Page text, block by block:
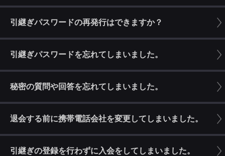
引継ぎパスワードの再発行はできますか？
引継ぎパスワードを忘れてしまいました。
秘密の質問や回答を忘れてしまいました。
退会する前に携帯電話会社を変更してしまいました。
引継ぎの登録を行わずに入会をしてしまいました。